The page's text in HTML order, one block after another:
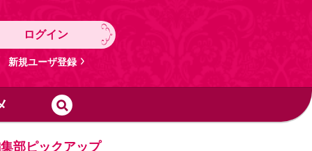
ログイン
新規ユーザ登録
部ピックアップ